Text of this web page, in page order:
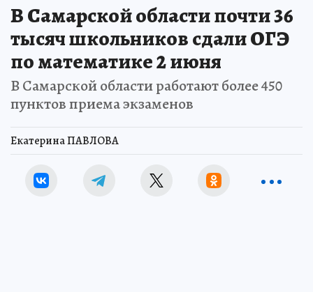
В Самарской области почти 36
тысяч школьников сдали ОГЭ
по математике 2 июня
В Самарской области работают более 450
пунктов приема экзаменов
Екатерина ПАВЛОВА